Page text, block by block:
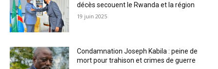
décès secouent le Rwanda et la région
19 juin 2025
Condamnation Joseph Kabila : peine de
mort pour trahison et crimes de guerre